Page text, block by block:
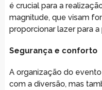
é crucial para a
magnitude, que visam
proporcionar lazer para
Segurança e conforto
A organização do
com a diversão, mas